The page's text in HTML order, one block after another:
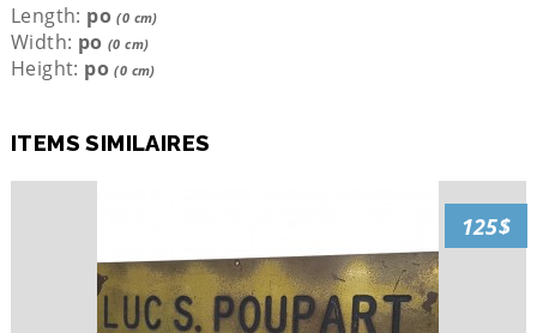
Length: po(0 cm)
Width: po (0 cm)
Height: po(0 cm)
ITEMS SIMILAIRES
125$